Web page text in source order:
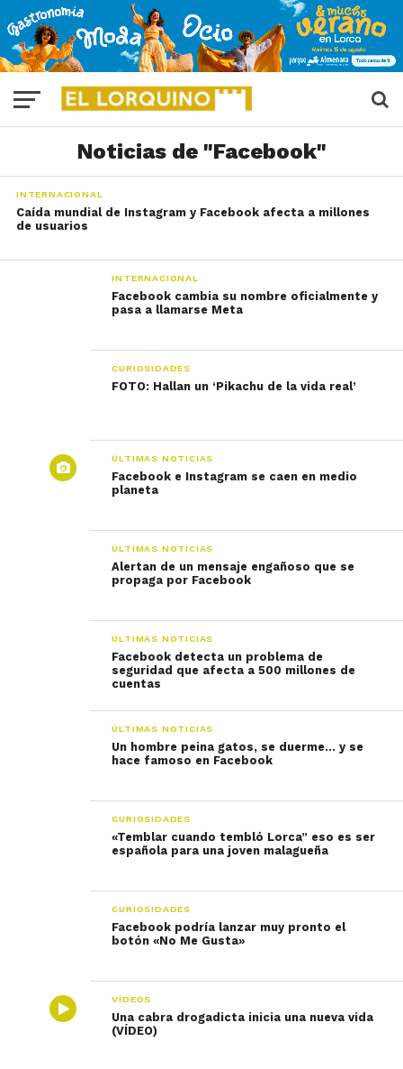
Noticias de "Facebook"
INTERNACIONAL
Caída mundial de Instagram y Facebook afecta a millones
de usuarios
INTERNACIONAL
Facebook cambia su nombre oficialmente y
pasa a llamarse Meta
CURIOSIDADES
FOTO: Hallan un ‘Pikachu de la vida real’
ÚLTIMAS NOTICIAS
Facebook e Instagram se caen en medio
planeta
ÚLTIMAS NOTICIAS
Alertan de un mensaje engañoso que se
propaga por Facebook
ÚLTIMAS NOTICIAS
Facebook detecta un problema de
seguridad que afecta a 500 millones de
cuentas
ÚLTIMAS NOTICIAS
Un hombre peina gatos, se duerme… y se
hace famoso en Facebook
CURIOSIDADES
«Temblar cuando tembló Lorca” eso es ser
española para una joven malagueña
CURIOSIDADES
Facebook podría lanzar muy pronto el
botón «No Me Gusta»
VÍDEOS
Una cabra drogadicta inicia una nueva vida
(VÍDEO)